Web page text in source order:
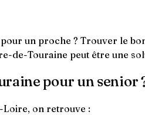
un proche ? Trouver le
de-Touraine peut être une
pour un senior
Loire, on retrouve :